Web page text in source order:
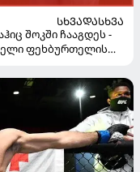
ᲡᲮᲕᲐᲓᲐᲡᲮᲕᲐ
შოკში ჩააგდეს -
ფეხბურთელის